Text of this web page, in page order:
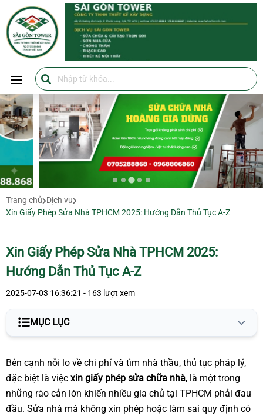
SÀI GÒN TOWER
SÀI GÒN TOWER
0705288868
https://suanhahochiminh.com/
Trang chủ Dịch vụ
Xin Giấy Phép Sửa Nhà TPHCM 2025: Hướng Dẫn Thủ Tục A-Z
Xin Giấy Phép Sửa Nhà TPHCM 2025:
Hướng Dẫn Thủ Tục A-Z
2025-07-03 16:36:21 - 163 lượt xem
MỤC LỤC
Trường hợp 1: BẮT BUỘC Phải Xin Giấy Phép Sửa Chữa, Cải
Tạo
Trường hợp 2: Được MIỄN Giấy Phép Xây Dựng
Bên cạnh nỗi lo về chi phí và tìm nhà thầu, thủ tục pháp lý,
đặc biệt là việc xin giấy phép sửa chữa nhà, là một trong
những rào cản lớn khiến nhiều gia chủ tại TPHCM phải đau
đầu. Sửa nhà mà không xin phép hoặc làm sai quy định có